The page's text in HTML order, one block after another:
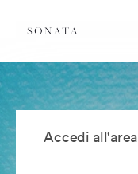
Accedi